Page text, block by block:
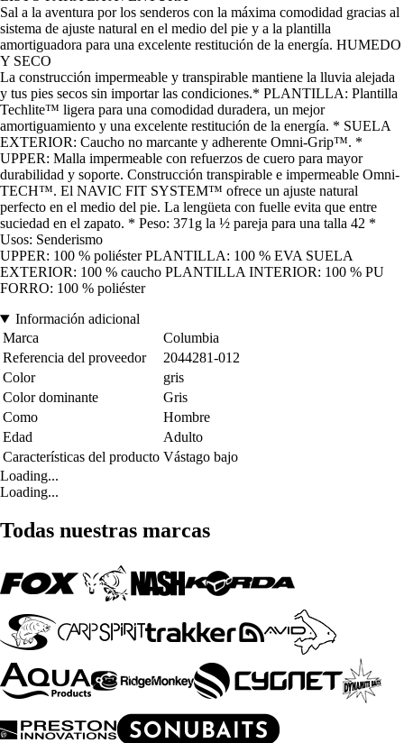
Sal a la aventura por los senderos con la máxima comodidad gracias al
sistema de ajuste natural en el medio del pie y a la plantilla
amortiguadora para una excelente restitución de la energía. HUMEDO
Y SECO
La construcción impermeable y transpirable mantiene la lluvia alejada
y tus pies secos sin importar las condiciones.* PLANTILLA: Plantilla
Techlite™ ligera para una comodidad duradera, un mejor
amortiguamiento y una excelente restitución de la energía. * SUELA
EXTERIOR: Caucho no marcante y adherente Omni-Grip™. *
UPPER: Malla impermeable con refuerzos de cuero para mayor
durabilidad y soporte. Construcción transpirable e impermeable Omni-
TECH™. El NAVIC FIT SYSTEM™ ofrece un ajuste natural
perfecto en el medio del pie. La lengüeta con fuelle evita que entre
suciedad en el zapato. * Peso: 371g la ½ pareja para una talla 42 *
Usos: Senderismo
UPPER: 100 % poliéster PLANTILLA: 100 % EVA SUELA
EXTERIOR: 100 % caucho PLANTILLA INTERIOR: 100 % PU
FORRO: 100 % poliéster
Información adicional
Marca
Columbia
Referencia del proveedor
2044281-012
Color
gris
Color dominante
Gris
Como
Hombre
Edad
Adulto
Características del producto Vástago bajo
Loading...
Loading...
Todas nuestras marcas